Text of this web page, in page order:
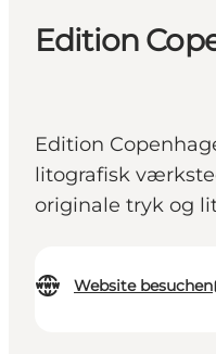
Edition
Edition
litografisk
originale tryk og
Website besuchen